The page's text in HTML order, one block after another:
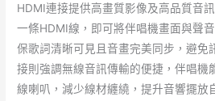
HDMI連接提供高畫質影像及高品質音
一條HDMI線，即可將伴唱機畫面與聲
保歌詞清晰可見且音畫完美同步，避免
接則強調無線音訊傳輸的便捷，伴唱機
線喇叭，減少線材纏繞，提升音響擺放